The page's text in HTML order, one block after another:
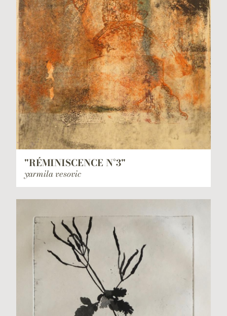
"RÉMINISCENCE N°3"
yarmila vesovic